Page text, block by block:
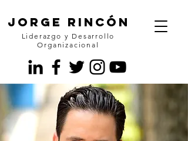
JORGE RINCÓN
Liderazgo y Desarrollo
Organizacional